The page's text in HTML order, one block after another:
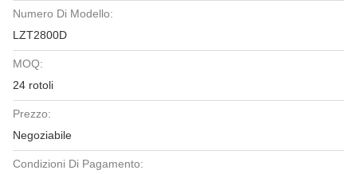
Numero Di Modello:
LZT2800D
MOQ:
24 rotoli
Prezzo:
Negoziabile
Condizioni Di Pagamento: